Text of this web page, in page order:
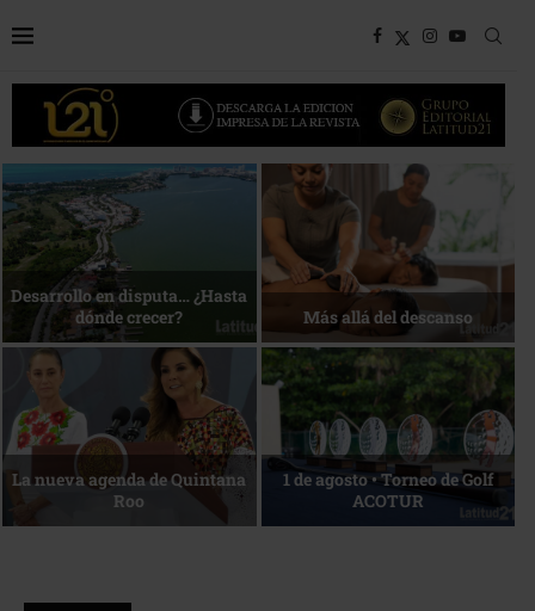
Bottega, un viaje servido a la
mesa
Energía que Impulsa la
competitividad
Reconocimiento de viajeros La esencia del servicio